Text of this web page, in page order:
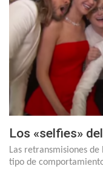
Los «selfies»
Las retransmisiones
tipo de